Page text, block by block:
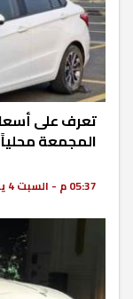
المجمعة محلياً
05:37 م - السبت 4 يوليه 2026